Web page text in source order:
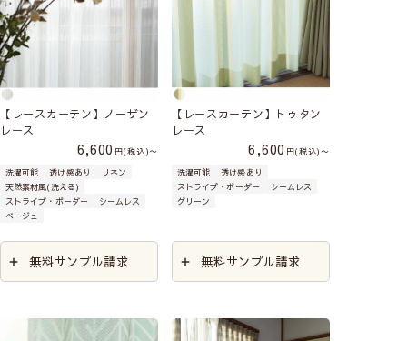
一覧を見る
ミラーレースの
一覧を見る
防炎レースの一覧を見る
【レースカーテン】ノーザン
レース
6,600 税込 〜
洗濯可能
透け感あり
リネン
天然素材風(洗える)
ストライプ・ボーダー
シームレス
ベージュ
無料サンプル請求
【レースカーテン】トゥタン
レース
6,600 税込 〜
洗濯可能
透け感あり
ストライプ・ボーダー
シームレス
グリーン
無料サンプル請求